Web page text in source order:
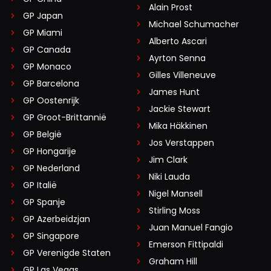
Als ze die 5 seconde goed hadden aangepakt, had het
nauwelijks invloed gehad op de uitslag. Maar a. Russell
maakte een stop, terwijl het team zei dat hij niet moest
stoppen en b. De monteurs begonnen te werken aan de
auto. De 2e penalty was terecht, en die kunnen ze niet
aankaarten, die hebben ze niet gekregen voor de
snelheidsovertreding.
Checo
13 juni 08:54
Afgezien van alle controverses die hier besproken
worden. Ik gun dit Pierre Gasly van harte. Hij heeft het
verdient!
GP Japan
GP Miami
GP Canada
GP Monaco
GP Barcelona
GP Oostenrijk
GP Groot-Brittannië
GP België
GP Hongarije
GP Nederland
GP Italië
GP Spanje
GP Azerbeidzjan
GP Singapore
GP Verenigde Staten
Alain Prost
Michael Schumacher
Alberto Ascari
Ayrton Senna
Gilles Villeneuve
James Hunt
Jackie Stewart
Mika Häkkinen
Jos Verstappen
Jim Clark
Niki Lauda
Nigel Mansell
Stirling Moss
Juan Manuel Fangio
Emerson Fittipaldi
Graham Hill